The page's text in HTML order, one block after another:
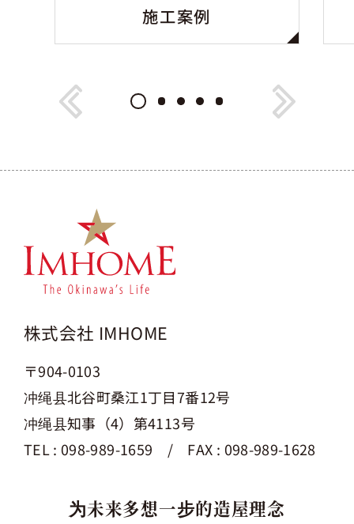
施工案例
株式会社 IMHOME
〒904-0103
冲绳县北谷町桑江1丁目7番12号
冲绳县知事（4）第4113号
TEL : 098-989-1659 / FAX : 098-989-1628
为未来多想一步的造屋理念